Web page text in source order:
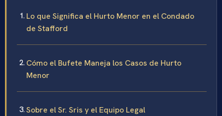
Lo que Significa el Hurto Menor en el Condado
de Stafford
Cómo el Bufete Maneja los Casos de Hurto
Menor
Sobre el Sr. Sris y el Equipo Legal